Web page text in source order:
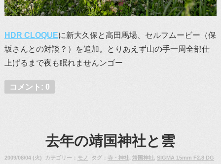
HDR CLOQUEに新大久保と高田馬場、セルフムービー（保
坂さんとの対談？）を追加。とりあえず山の手一周全部仕
上げるまで夜も眠れませんンゴー
コメント: 0
去年の靖国神社と雲
2009/08/04 (火) カテゴリー： モノ タグ： 寺・神社, 靖国神社, SIGMA 15mm F2.8 DG